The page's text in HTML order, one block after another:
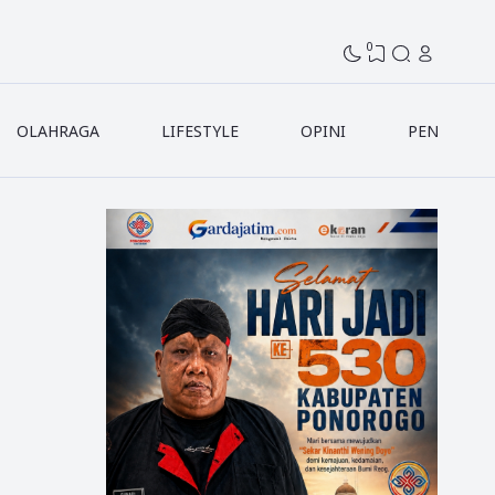
0
OLAHRAGA LIFESTYLE OPINI